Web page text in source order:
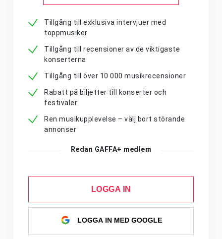
Tillgång till exklusiva intervjuer med
toppmusiker
Tillgång till recensioner av de viktigaste
konserterna
Tillgång till över 10 000 musikrecensioner
Rabatt på biljetter till konserter och
festivaler
Ren musikupplevelse – välj bort störande
annonser
Redan GAFFA+ medlem
LOGGA IN
LOGGA IN MED GOOGLE